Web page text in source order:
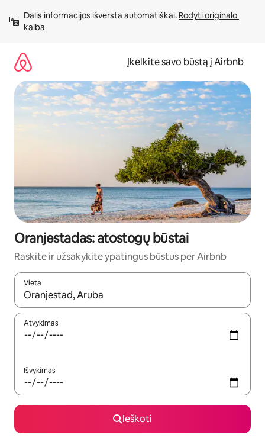
prie
turinio
Dalis informacijos išversta automatiškai. Rodyti originalo
kalba
Įkelkite savo būstą į Airbnb
Oranjestadas: atostogų būstai
Raskite ir užsakykite ypatingus būstus per Airbnb
Vieta
Kai pasirodys paieškos rezultatai, juos naršyti galite
Atvykimas
Išvykimas
Ieškoti